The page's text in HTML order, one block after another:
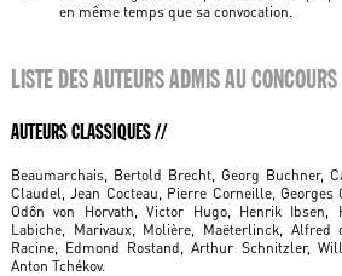
en même temps que sa convocation.
LISTE DES AUTEURS ADMIS AU CONCOURS
AUTEURS CLASSIQUES //
Beaumarchais, Bertold Brecht, Georg Buchner,
Claudel, Jean Cocteau, Pierre Corneille, Georges
Odôn von Horvath, Victor Hugo, Henrik Ibsen,
Labiche, Marivaux, Molière, Maëterlinck, Alfred
Racine, Edmond Rostand, Arthur Schnitzler,
Anton Tchékov.